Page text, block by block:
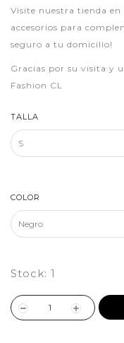
Visite nuestra tienda
accesorios para
seguro a tu domicilio!
Gracias por su visita y
Fashion CL
TALLA
COLOR
Stock: 1